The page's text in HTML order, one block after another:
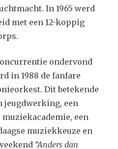
In 1965 werd
met een 12-koppig
ondervond
in 1988 de fanfare
Dit betekende
jeugdwerking, een
een
muziekkeuze en
“Anders dan